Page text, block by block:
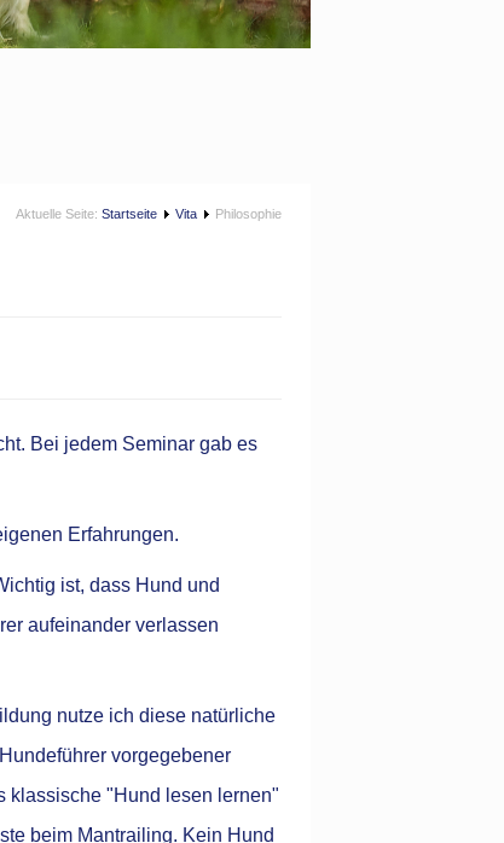
Aktuelle Seite: Startseite Vita Philosophie
Bei jedem Seminar gab es
Erfahrungen.
ist, dass Hund und
aufeinander verlassen
nutze ich diese natürliche
vorgegebener
klassische "Hund lesen lernen"
beim Mantrailing. Kein Hund